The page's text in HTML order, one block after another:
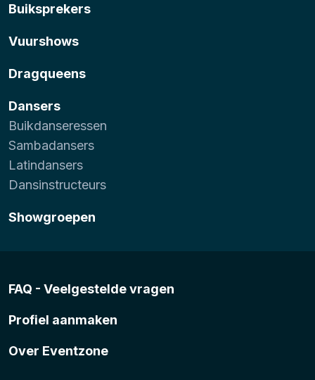
Buiksprekers
Vuurshows
Dragqueens
Dansers
Buikdanseressen
Sambadansers
Latindansers
Dansinstructeurs
Showgroepen
FAQ - Veelgestelde vragen
Profiel aanmaken
Over Eventzone